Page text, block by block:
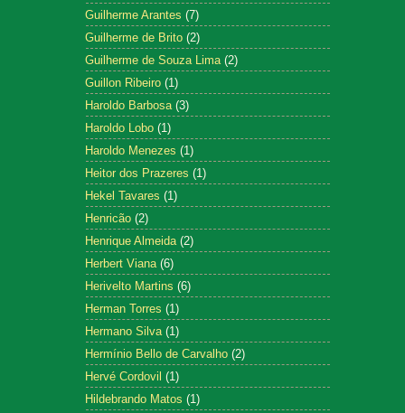
Guilherme Arantes (7)
Guilherme de Brito (2)
Guilherme de Souza Lima (2)
Guillon Ribeiro (1)
Haroldo Barbosa (3)
Haroldo Lobo (1)
Haroldo Menezes (1)
Heitor dos Prazeres (1)
Hekel Tavares (1)
Henricão (2)
Henrique Almeida (2)
Herbert Viana (6)
Herivelto Martins (6)
Herman Torres (1)
Hermano Silva (1)
Hermínio Bello de Carvalho (2)
Hervé Cordovil (1)
Hildebrando Matos (1)